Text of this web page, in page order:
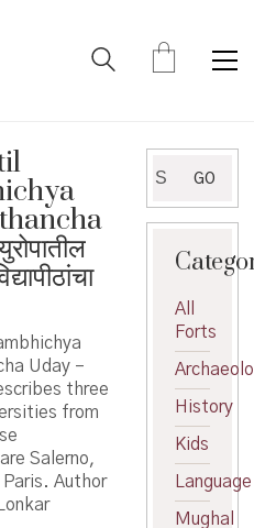
Uday –
three
from
Salerno,
Paris. Author
for:
GO
All
Forts
History
Kids
Language
Mughal